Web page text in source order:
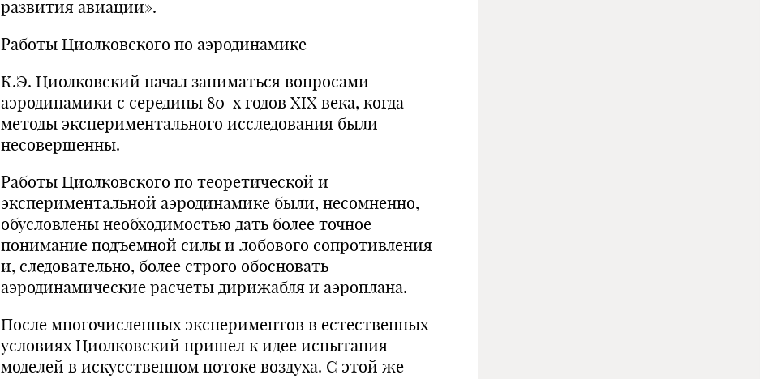
развития авиации».
Работы Циолковского по аэродинамике
К.Э. Циолковский начал заниматься вопросами
аэродинамики с середины 80-х годов XIX века, когда
методы экспериментального исследования были
несовершенны.
Работы Циолковского по теоретической и
экспериментальной аэродинамике были, несомненно,
обусловлены необходимостью дать более точное
понимание подъемной силы и лобового сопротивления
и, следовательно, более строго обосновать
аэродинамические расчеты дирижабля и аэроплана.
После многочисленных экспериментов в естественных
условиях Циолковский пришел к идее испытания
моделей в искусственном потоке воздуха. С этой же